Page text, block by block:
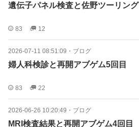
遺伝子パネル検査と佐野ツーリング
83 12
2026-07-11 08:51:09 ・ ブログ
婦人科検診と再開アブゲム5回目
83 22
2026-06-26 10:20:49 ・ ブログ
MRI検査結果と再開アブゲム4回目